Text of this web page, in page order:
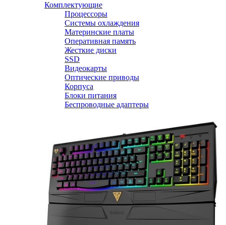
Комплектующие
Процессоры
Системы охлаждения
Материнские платы
Оперативная память
Жесткие диски
SSD
Видеокарты
Оптические приводы
Корпуса
Блоки питания
Беспроводные адаптеры